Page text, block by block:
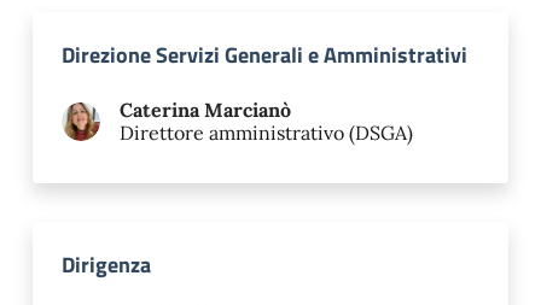
Direzione Servizi Generali e Amministrativi
Caterina Marcianò
Direttore amministrativo (DSGA)
Dirigenza